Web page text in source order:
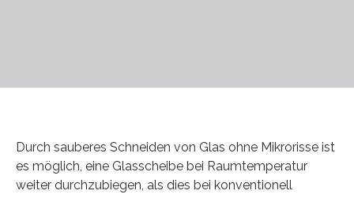
Durch sauberes Schneiden von Glas ohne Mikrorisse ist
es möglich, eine Glasscheibe bei Raumtemperatur
weiter durchzubiegen, als dies bei konventionell